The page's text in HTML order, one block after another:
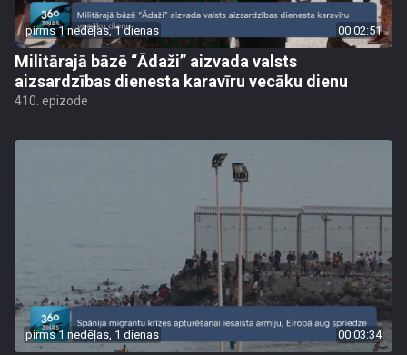
pirms 1 nedēļas, 1 dienas 00:02:51
Militārajā bāzē “Ādaži” aizvada valsts
aizsardzības dienesta karavīru vecāku dienu
410. epizode
pirms 1 nedēļas, 1 dienas 00:03:34